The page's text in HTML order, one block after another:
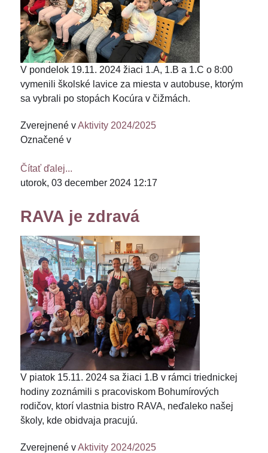
V pondelok 19.11. 2024 žiaci 1.A, 1.B a 1.C o 8:00
vymenili školské lavice za miesta v autobuse, ktorým
sa vybrali po stopách Kocúra v čižmách.
Zverejnené vAktivity 2024/2025
Označené v
Čítať ďalej...
utorok, 03 december 2024 12:17
RAVA je zdravá
V piatok 15.11. 2024 sa žiaci 1.B v rámci triednickej
hodiny zoznámili s pracoviskom Bohumírových
rodičov, ktorí vlastnia bistro RAVA, neďaleko našej
školy, kde obidvaja pracujú.
Zverejnené vAktivity 2024/2025